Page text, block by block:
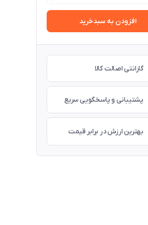
افزودن به سبدخرید
گارانتی اصالت کالا
پشتیبانی و پاسخگویی سریع
بهترین ارزش در برابر قیمت